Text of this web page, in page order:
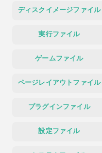
ディスクイメージファイル
実行ファイル
ゲームファイル
ページレイアウトファイル
プラグインファイル
設定ファイル